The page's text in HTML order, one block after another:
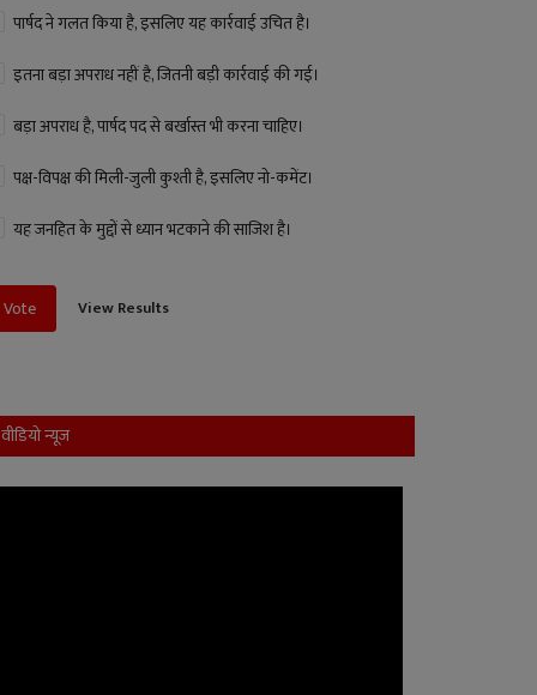
पार्षद ने गलत किया है, इसलिए यह कार्रवाई उचित है।
इतना बड़ा अपराध नहीं है, जितनी बड़ी कार्रवाई की गई।
बड़ा अपराध है, पार्षद पद से बर्खास्त भी करना चाहिए।
पक्ष-विपक्ष की मिली-जुली कुश्ती है, इसलिए नो-कमेंट।
यह जनहित के मुद्दों से ध्यान भटकाने की साजिश है।
Vote View Results
वीडियो न्यूज